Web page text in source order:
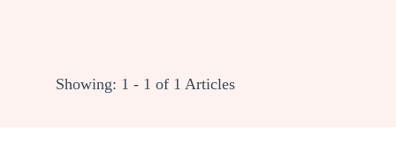
Showing: 1 - 1 of 1 Articles